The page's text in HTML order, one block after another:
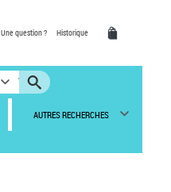
Une question ? Historique
AUTRES RECHERCHES